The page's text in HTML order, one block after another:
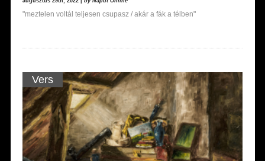
"meztelen voltál teljesen csupasz / akár a fák a télben"
Vers